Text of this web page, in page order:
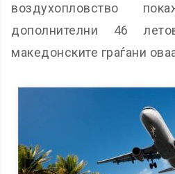
воздухопловство
дополнителни 46
македонските граѓани